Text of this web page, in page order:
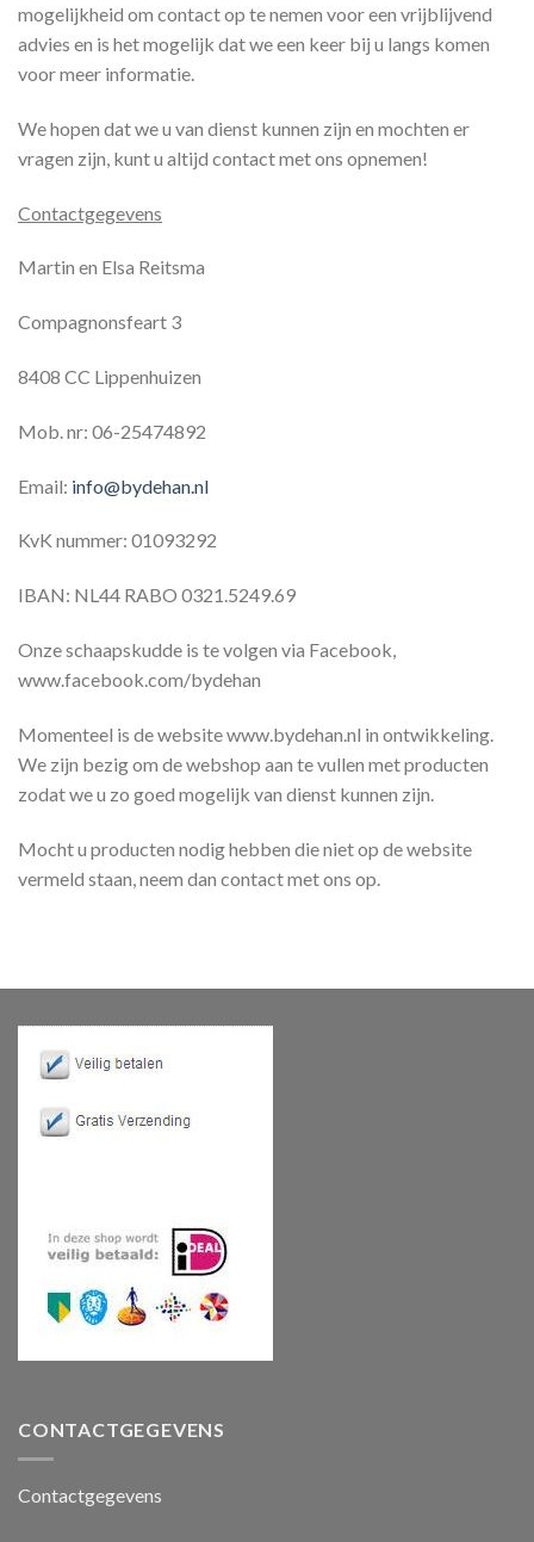
mogelijkheid om contact op te nemen voor een vrijblijvend
advies en is het mogelijk dat we een keer bij u langs komen
voor meer informatie.
We hopen dat we u van dienst kunnen zijn en mochten er
vragen zijn, kunt u altijd contact met ons opnemen!
Contactgegevens
Martin en Elsa Reitsma
Compagnonsfeart 3
8408 CC Lippenhuizen
Mob. nr: 06-25474892
Email: info@bydehan.nl
KvK nummer: 01093292
IBAN: NL44 RABO 0321.5249.69
Onze schaapskudde is te volgen via Facebook,
www.facebook.com/bydehan
Momenteel is de website www.bydehan.nl in ontwikkeling.
We zijn bezig om de webshop aan te vullen met producten
zodat we u zo goed mogelijk van dienst kunnen zijn.
Mocht u producten nodig hebben die niet op de website
vermeld staan, neem dan contact met ons op.
CONTACTGEGEVENS
Contactgegevens